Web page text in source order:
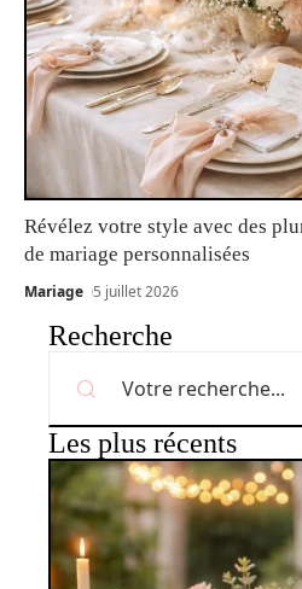
Révélez votre style avec des
de mariage personnalisées
Mariage 5 juillet 2026
Recherche
Les plus récents